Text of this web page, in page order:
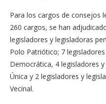
Para los cargos de consejos
260 cargos, se han
legisladores y legisladoras
Polo Patriótico; 7
Democrática, 4 legisladores
Única y 2 legisladores y
Vecinal.